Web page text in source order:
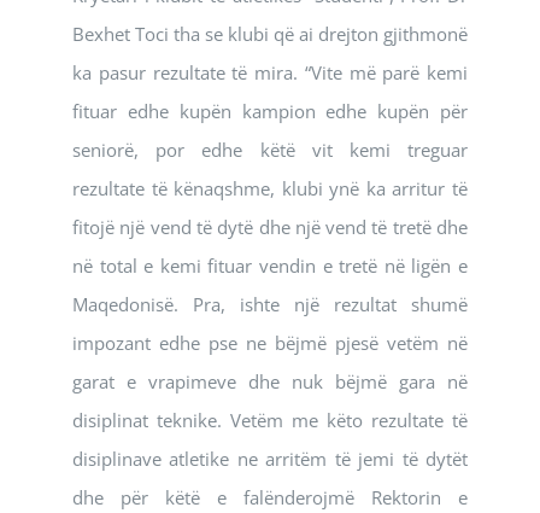
Bexhet Toci tha se klubi që ai drejton gjithmonë
ka pasur rezultate të mira. “Vite më parë kemi
fituar edhe kupën kampion edhe kupën për
seniorë, por edhe këtë vit kemi treguar
rezultate të kënaqshme, klubi ynë ka arritur të
fitojë një vend të dytë dhe një vend të tretë dhe
në total e kemi fituar vendin e tretë në ligën e
Maqedonisë. Pra, ishte një rezultat shumë
impozant edhe pse ne bëjmë pjesë vetëm në
garat e vrapimeve dhe nuk bëjmë gara në
disiplinat teknike. Vetëm me këto rezultate të
disiplinave atletike ne arritëm të jemi të dytët
dhe për këtë e falënderojmë Rektorin e